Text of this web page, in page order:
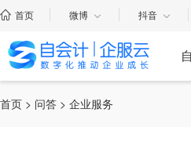
首页 微博 抖音
首页 > 问答 > 企业服务